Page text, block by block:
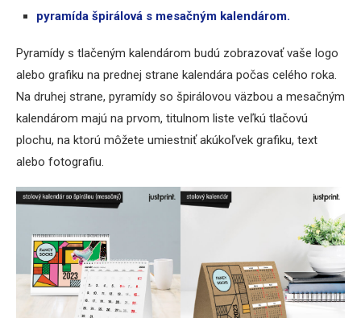
pyramída špirálová s mesačným kalendárom.
Pyramídy s tlačeným kalendárom budú zobrazovať vaše logo
alebo grafiku na prednej strane kalendára počas celého roka.
Na druhej strane, pyramídy so špirálovou väzbou a mesačným
kalendárom majú na prvom, titulnom liste veľkú tlačovú
plochu, na ktorú môžete umiestniť akúkoľvek grafiku, text
alebo fotografiu.